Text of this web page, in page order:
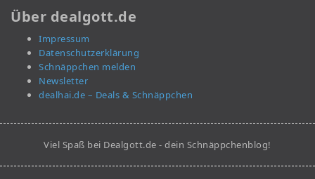
Über dealgott.de
Impressum
Datenschutzerklärung
Schnäppchen melden
Newsletter
dealhai.de – Deals & Schnäppchen
Viel Spaß bei Dealgott.de - dein Schnäppchenblog!